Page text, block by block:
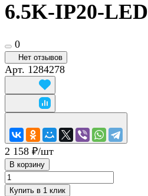
6.5K-IP20-LED
0
Нет отзывов
Арт. 1284278
2 158 ₽/шт
В корзину
Купить в 1 клик